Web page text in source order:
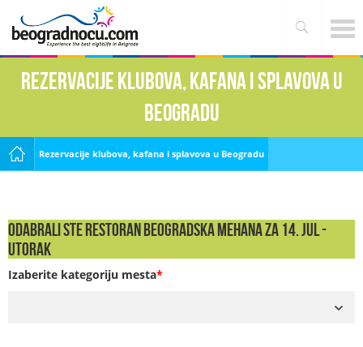
Rezervacije klubova, kafana i splavova u
Beogradu
Rezervacije klubova, kafana i splavova u Beogradu
Odabrali ste Restoran Beogradska Mehana za 14. Jul -
UTORAK
Izaberite kategoriju mesta*